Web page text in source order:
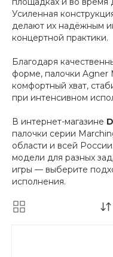
Усиленная
делают их надёжным
концертной практики.
Благодаря
форме, палочки Agner
комфортный хват,
при интенсивном
В интернет-магазине
палочки серии
области и всей
модели для разных
игры — выберите
исполнения.